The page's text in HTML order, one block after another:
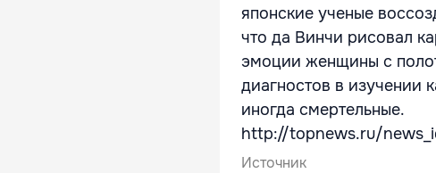
японские ученые
что да Винчи рисовал
эмоции женщины с
диагностов в изучении
иногда смертельные.
http://topnews.ru/
Источник